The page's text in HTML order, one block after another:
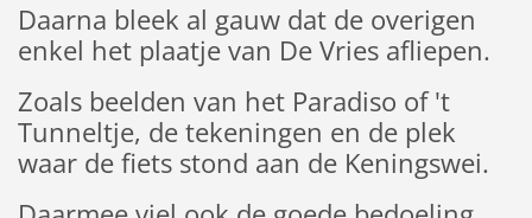
Daarna bleek al gauw dat de overigen
enkel het plaatje van De Vries afliepen.
Zoals beelden van het Paradiso of 't
Tunneltje, de tekeningen en de plek
waar de fiets stond aan de Keningswei.